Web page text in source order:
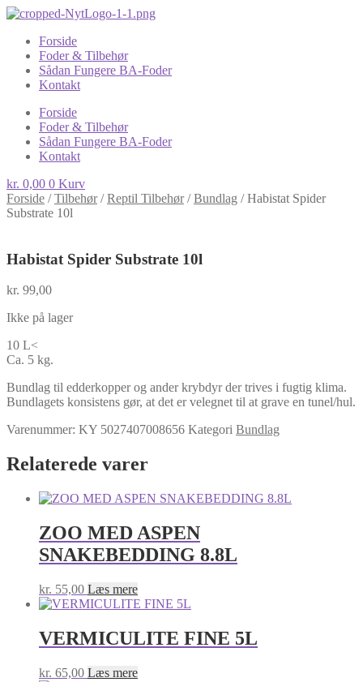
Forside
Foder & Tilbehør
Sådan Fungere BA-Foder
Kontakt
Forside
Foder & Tilbehør
Sådan Fungere BA-Foder
Kontakt
kr. 0,00 0 Kurv
Forside /Tilbehør/Reptil Tilbehør/Bundlag /Habistat Spider
Substrate 10l
Habistat Spider Substrate 10l
kr. 99,00
Ikke på lager
10 L<
Ca. 5 kg.
Bundlag til edderkopper og ander krybdyr der trives i fugtig klima.
Bundlagets konsistens gør, at det er velegnet til at grave en tunel/hul.
Varenummer: KY 5027407008656 Kategori Bundlag
Relaterede varer
ZOO MED ASPEN
SNAKEBEDDING 8.8L
kr. 55,00 Læs mere
VERMICULITE FINE 5L
kr. 65,00 Læs mere